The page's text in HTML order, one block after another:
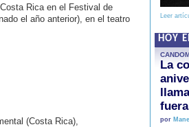
Rica en el Festival de
el año anterior), en el teatro
(Costa Rica),
Leer
HOY
La
por